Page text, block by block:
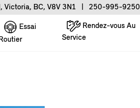
Victoria, BC, V8V 3N1 250-995-9250
Rendez-vous Au
Service
Essai